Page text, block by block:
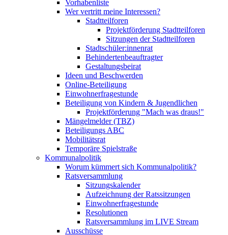
Vorhabenliste
Wer vertritt meine Interessen?
Stadtteilforen
Projektförderung Stadtteilforen
Sitzungen der Stadtteilforen
Stadtschüler:innenrat
Behindertenbeauftragter
Gestaltungsbeirat
Ideen und Beschwerden
Online-Beteiligung
Einwohnerfragestunde
Beteiligung von Kindern & Jugendlichen
Projektförderung "Mach was draus!"
Mängelmelder (TBZ)
Beteiligungs ABC
Mobilitätsrat
Temporäre Spielstraße
Kommunalpolitik
Worum kümmert sich Kommunalpolitik?
Ratsversammlung
Sitzungskalender
Aufzeichnung der Ratssitzungen
Einwohnerfragestunde
Resolutionen
Ratsversammlung im LIVE Stream
Ausschüsse